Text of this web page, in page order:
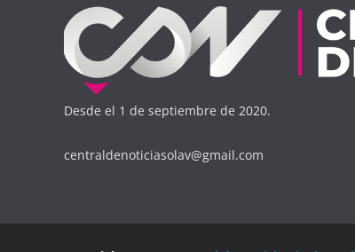
Desde el 1 de septiembre de 2020.
centraldenoticiasolav@gmail.com